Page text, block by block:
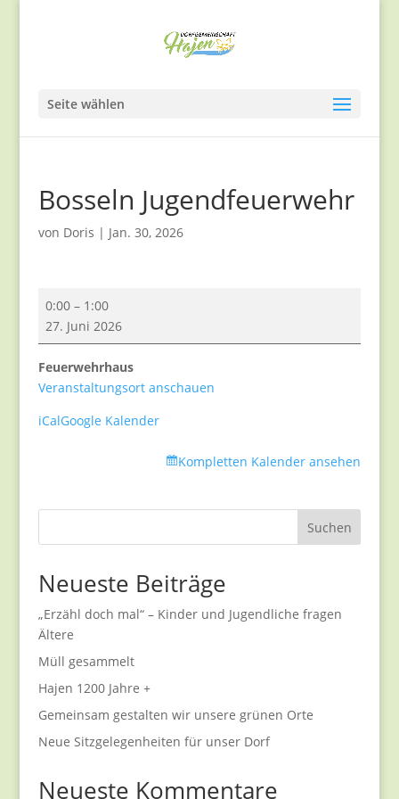
Seite wählen
Bosseln Jugendfeuerwehr
von Doris | Jan. 30, 2026
Bosseln
Jugendfeuerwehr
0:00 – 1:00
27. Juni 2026
Feuerwehrhaus
Veranstaltungsort anschauen
iCalGoogle Kalender
Kompletten Kalender ansehen
Suchen
Neueste Beiträge
„Erzähl doch mal“ – Kinder und Jugendliche fragen
Ältere
Müll gesammelt
Hajen 1200 Jahre +
Gemeinsam gestalten wir unsere grünen Orte
Neue Sitzgelegenheiten für unser Dorf
Neueste Kommentare